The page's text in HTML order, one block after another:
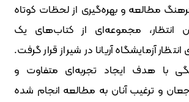
مطالعه و بهره‌گیری از لحظات کوتاه
انتظار، مجموعه‌ای از کتاب‌های یک
آزمایشگاه آریانا در شیراز قرار گرفت.
با هدف ایجاد تجربه‌ای متفاوت و
و ترغیب آنان به مطالعه انجام شده